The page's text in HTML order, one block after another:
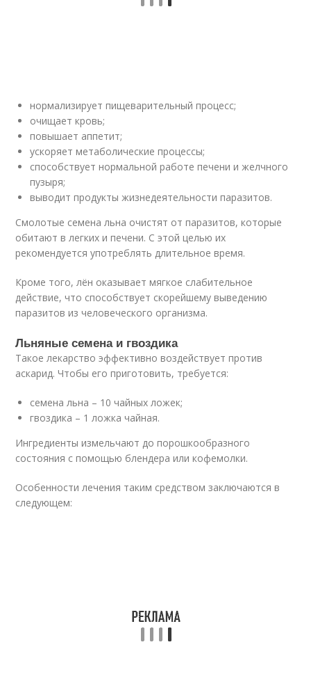
нормализирует пищеварительный процесс;
очищает кровь;
повышает аппетит;
ускоряет метаболические процессы;
способствует нормальной работе печени и желчного
пузыря;
выводит продукты жизнедеятельности паразитов.
Смолотые семена льна очистят от паразитов, которые
обитают в легких и печени. С этой целью их
рекомендуется употреблять длительное время.
Кроме того, лён оказывает мягкое слабительное
действие, что способствует скорейшему выведению
паразитов из человеческого организма.
Льняные семена и гвоздика
Такое лекарство эффективно воздействует против
аскарид. Чтобы его приготовить, требуется:
семена льна – 10 чайных ложек;
гвоздика – 1 ложка чайная.
Ингредиенты измельчают до порошкообразного
состояния с помощью блендера или кофемолки.
Особенности лечения таким средством заключаются в
следующем: